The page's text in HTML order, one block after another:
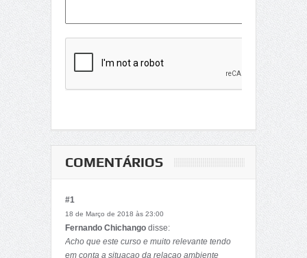
COMENTÁRIOS
#1
18 de Março de 2018 às 23:00
Fernando Chichango disse:
Acho que este curso e muito relevante tendo
em conta a situacao da relacao ambiente